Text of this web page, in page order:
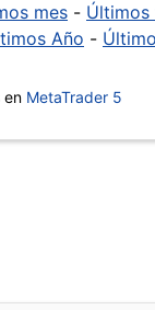
mes -
Año -
en MetaTrader 5